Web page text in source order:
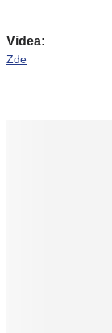
Videa:
Zde